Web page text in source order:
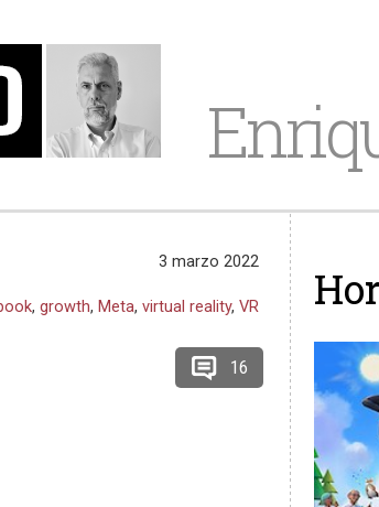
3 marzo 2022
,growth,Meta,virtual reality,VR
16